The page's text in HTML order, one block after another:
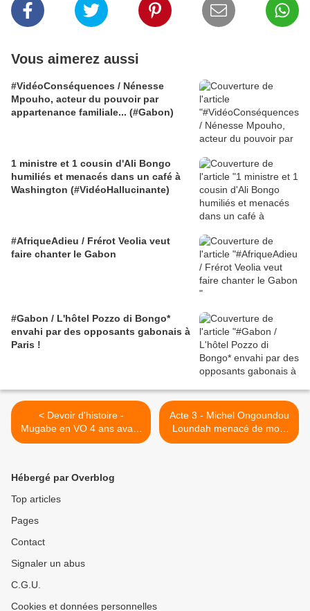
Vous aimerez aussi
#VidéoConséquences / Nénesse
Mpouho, acteur du pouvoir par
appartenance familiale... (#Gabon)
1 ministre et 1 cousin d'Ali Bongo
humiliés et menacés dans un café à
Washington (#VidéoHallucinante)
#AfriqueAdieu / Frérot Veolia veut
faire chanter le Gabon
#Gabon / L'hôtel Pozzo di Bongo*
envahi par des opposants gabonais à
Paris !
< Devoir d'histoire -
Mugabe en VO 4 ans avant
l'indépendance du
Acte 3 - Michel Ongoundou
Loundah menacé de mort
par les sbires d'Ali le
Hébergé par Overblog
Top articles
Pages
Contact
Signaler un abus
C.G.U.
Cookies et données personnelles